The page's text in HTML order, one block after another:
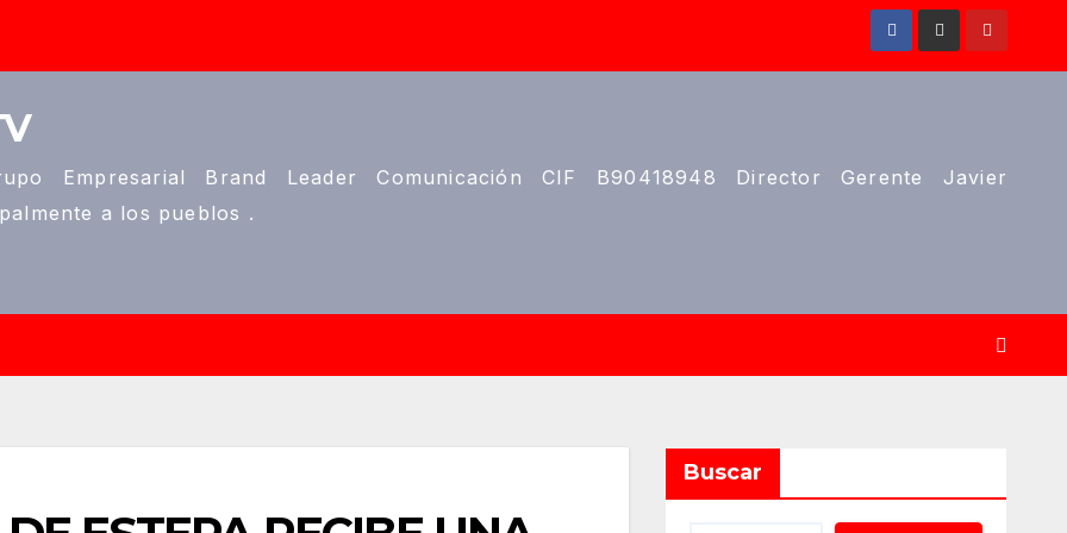
Empresarial Brand Leader Comunicación CIF B90418948 Director Gerente Javier
a los pueblos .
Buscar